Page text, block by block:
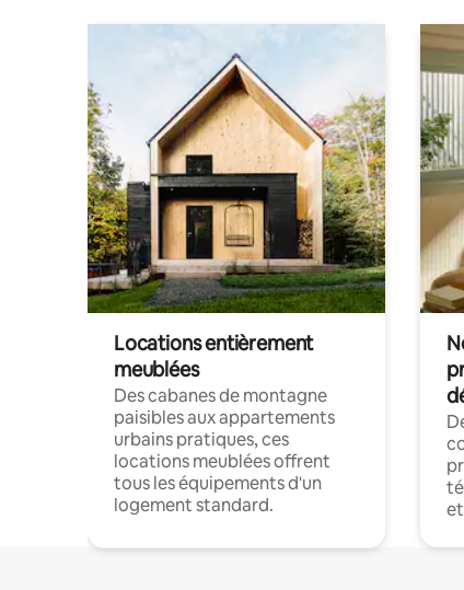
Locations entièrement
meublées
Des cabanes de montagne
paisibles aux appartements
urbains pratiques, ces
locations meublées offrent
tous les équipements d'un
logement standard.